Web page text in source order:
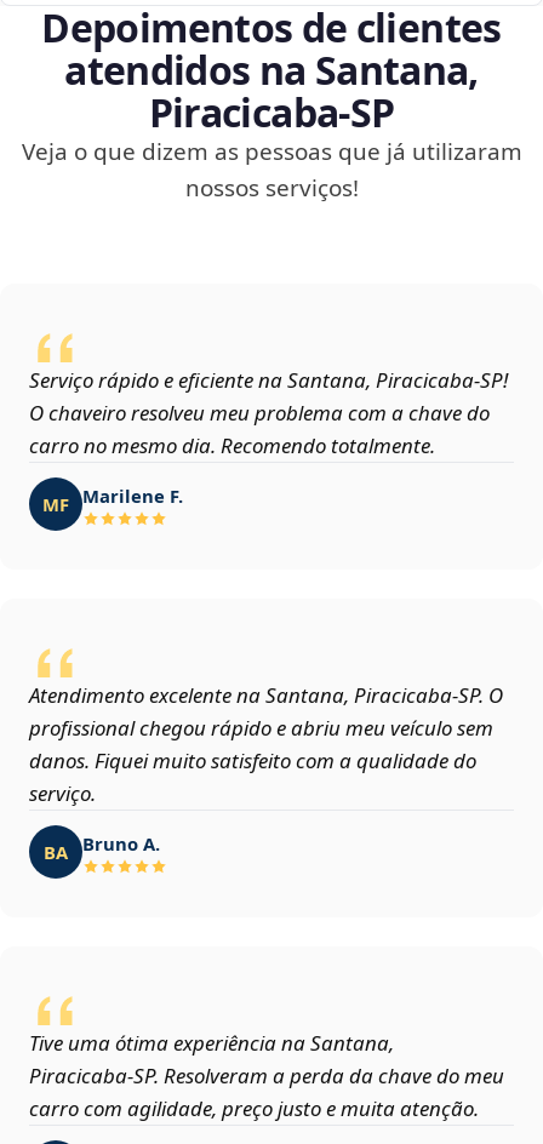
Depoimentos de clientes
atendidos na Santana,
Piracicaba‑SP
Veja o que dizem as pessoas que já utilizaram
nossos serviços!
Serviço rápido e eficiente na Santana, Piracicaba‑SP!
O chaveiro resolveu meu problema com a chave do
carro no mesmo dia. Recomendo totalmente.
MF Marilene F.
Atendimento excelente na Santana, Piracicaba‑SP. O
profissional chegou rápido e abriu meu veículo sem
danos. Fiquei muito satisfeito com a qualidade do
serviço.
BA Bruno A.
Tive uma ótima experiência na Santana,
Piracicaba‑SP. Resolveram a perda da chave do meu
carro com agilidade, preço justo e muita atenção.